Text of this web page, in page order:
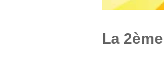
La